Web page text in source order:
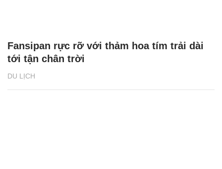
DU LỊCH
Fansipan rực rỡ với thảm hoa tím trải dài
tới tận chân trời